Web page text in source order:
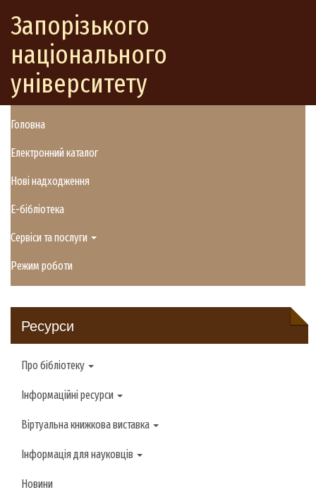
Запорізького
національного
університету
Головна
Електронний каталог
Нові надходження
E-бібліотека
Сервіси та послуги
Режим роботи
Ресурси
Про бібліотеку
Інформаційні ресурси
Віртуальна книжкова виставка
Інформація для науковців
Новини